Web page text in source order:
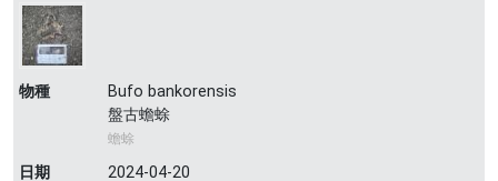
物種
Bufo bankorensis
盤古蟾蜍
蟾蜍
日期
2024-04-20